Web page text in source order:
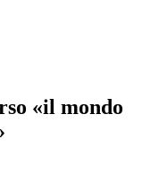
«il mondo